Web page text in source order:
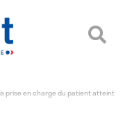
prise en charge du patient atteint